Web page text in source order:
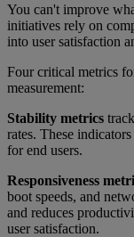
You can't improve
initiatives rely on
into user satisfaction
Four critical metrics
measurement:
Stability metrics
rates. These
for end users.
Responsiveness
boot speeds, and
and reduces
user satisfaction.